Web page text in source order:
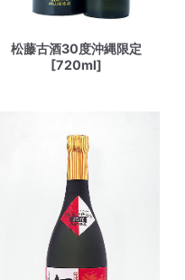
松藤古酒30度沖縄限定
[720ml]